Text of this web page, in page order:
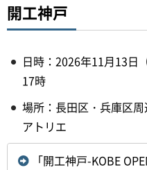
開工神戸
日時：2026年11月13日
17時
場所：長田区・兵庫区
アトリエ
「開工神戸-KOBE